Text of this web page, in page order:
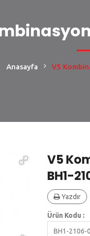
Anasayfa V5
V5
BH1-
Yazdır
Ürün Kodu :
BH1-2106-